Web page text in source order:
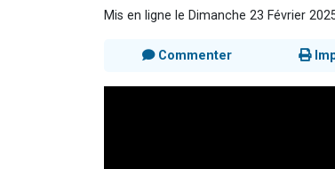
Mis en ligne le Dimanche 23 Février
Commenter